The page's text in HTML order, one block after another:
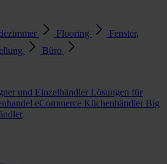
Flooring
Fenster,
Büro
und Einzelhändler Lösungen für
eCommerce Küchenhändler Big